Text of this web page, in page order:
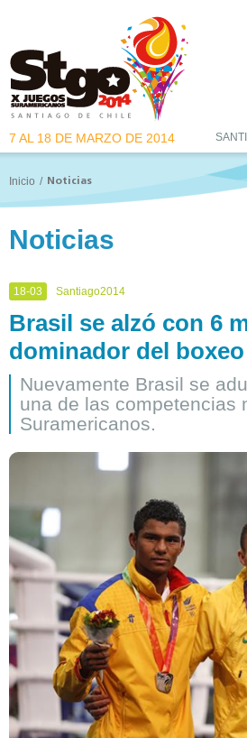
7 AL 18 DE MARZO DE 2014
Inicio / Noticias
Noticias
18-03 Santiago2014
Brasil se alzó con 6
dominador del boxeo
Nuevamente Brasil se
una de las competencias
Suramericanos.